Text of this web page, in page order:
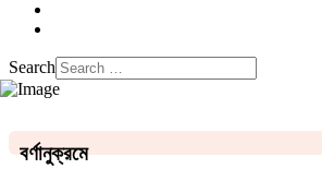
Search
বর্ণানুক্রমে